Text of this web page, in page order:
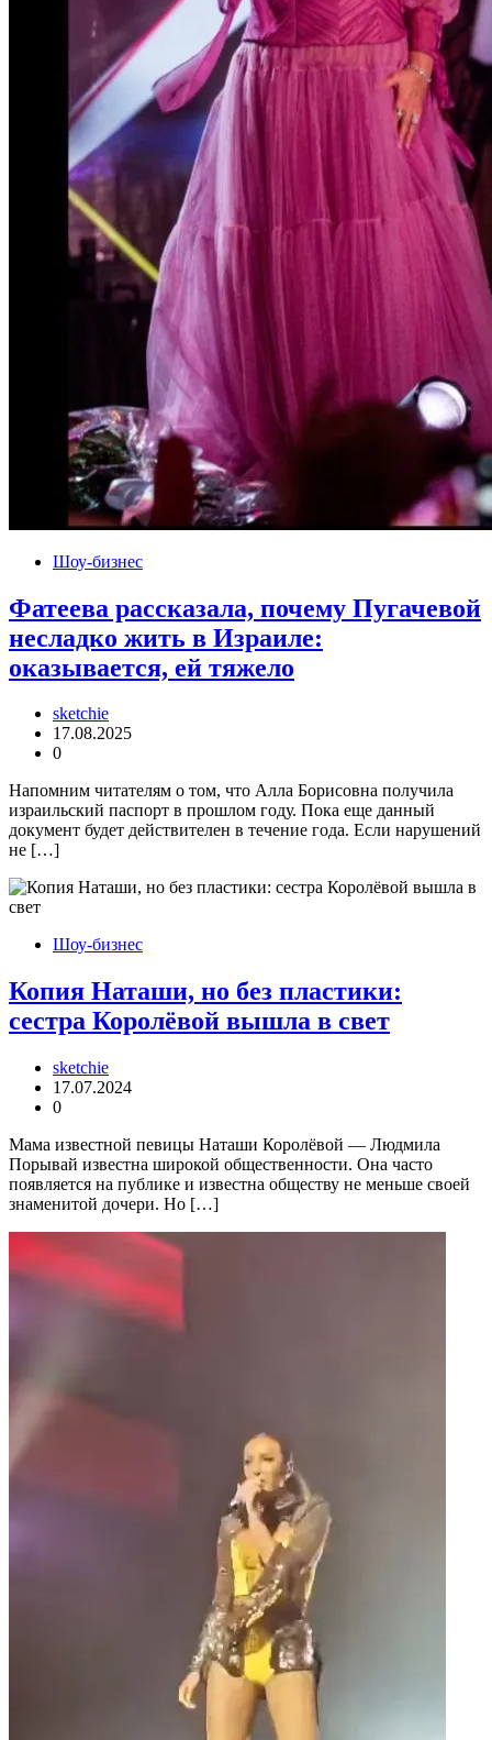
Шоу-бизнес
Фатеева рассказала, почему Пугачевой
несладко жить в Израиле:
оказывается, ей тяжело
sketchie
17.08.2025
0
Напомним читателям о том, что Алла Борисовна получила
израильский паспорт в прошлом году. Пока еще данный
документ будет действителен в течение года. Если нарушений
не […]
Шоу-бизнес
Копия Наташи, но без пластики:
сестра Королёвой вышла в свет
sketchie
17.07.2024
0
Мама известной певицы Наташи Королёвой — Людмила
Порывай известна широкой общественности. Она часто
появляется на публике и известна обществу не меньше своей
знаменитой дочери. Но […]